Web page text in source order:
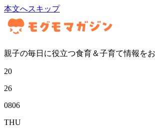
本文へスキップ
親子の毎日に役立つ食育＆子育て情報を
20
26
0806
THU